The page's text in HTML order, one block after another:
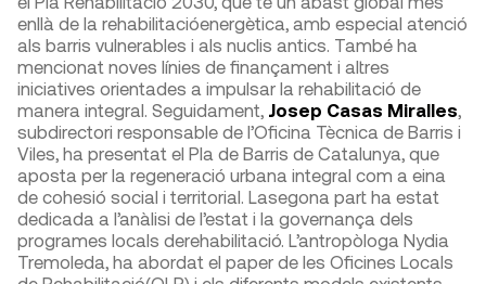
enllà de la rehabilitacióenergètica, amb especial atenció
als barris vulnerables i als nuclis antics. També ha
mencionat noves línies de finançament i altres
iniciatives orientades a impulsar la rehabilitació de
manera integral. Seguidament, Josep Casas Miralles,
subdirectori responsable de l’Oficina Tècnica de Barris i
Viles, ha presentat el Pla de Barris de Catalunya, que
aposta per la regeneració urbana integral com a eina
de cohesió social i territorial. Lasegona part ha estat
dedicada a l’anàlisi de l’estat i la governança dels
programes locals derehabilitació. L’antropòloga Nydia
Tremoleda, ha abordat el paper de les Oficines Locals